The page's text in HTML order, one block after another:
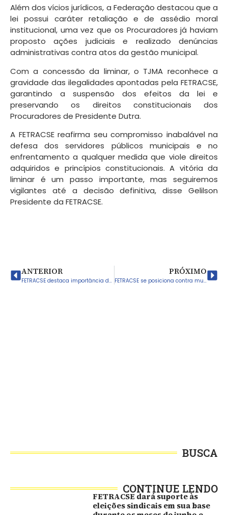
Além dos vícios jurídicos, a Federação destacou que a
lei possui caráter retaliação e de assédio moral
institucional, uma vez que os Procuradores já haviam
proposto ações judiciais e realizado denúncias
administrativas contra atos da gestão municipal.
Com a concessão da liminar, o TJMA reconhece a
gravidade das ilegalidades apontadas pela FETRACSE,
garantindo a suspensão dos efeitos da lei e
preservando os direitos constitucionais dos
Procuradores de Presidente Dutra.
A FETRACSE reafirma seu compromisso inabalável na
defesa dos servidores públicos municipais e no
enfrentamento a qualquer medida que viole direitos
adquiridos e princípios constitucionais. A vitória da
liminar é um passo importante, mas seguiremos
vigilantes até a decisão definitiva, disse Gelilson
Presidente da FETRACSE.
ANTERIOR
FETRACSE destaca importância da isenção do Imposto de Renda para trabalhadores e servidores municipais
PRÓXIMO
FETRACSE se posiciona contra mudanças na Lei da Ficha Limpa e defende veto presidencial
BUSCA
CONTINUE LENDO
FETRACSE dará suporte às
eleições sindicais em sua base